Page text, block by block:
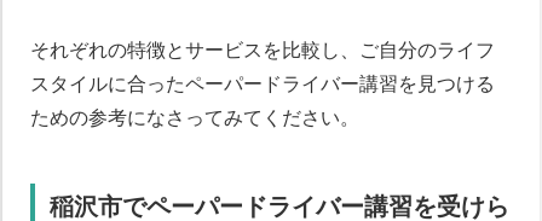
それぞれの特徴とサービスを比較し、ご自分のライフ
スタイルに合ったペーパードライバー講習を見つける
ための参考になさってみてください。
稲沢市でペーパードライバー講習を受けら